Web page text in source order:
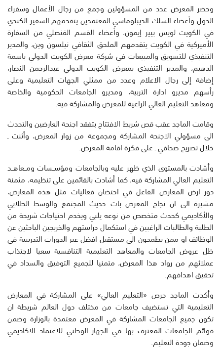
وحضر المعرض عدد من المسؤولين وجمع من رجال الأعمال وسفراء
الدول وأعضاء السلك الديبلوماسي المعتمدين يتقدمهم السفير الكندي
في الكويت لويس بيير إيمون، وأعضاء القسم القنصلي من السفارة
الأميركية في الكويت يتقدمهم الملحق الثقافي نيلسون وين، والمدير
التنفيذي للتسويق والمبيعات في شركة معرض الكويت الدولي باسمة
الدهيم، والمدير التنفيذي بمعرض الكويت الدولي عبدالرحمن النصار،
إضافة إلى رجال الاعلام وعدد من ممثلي الجهات التعليمية وعلى
رأسهم مديرو ادارة التربية، ومديرو الجامعات الحكومية والخاصة
ومعاهد التعليم العالي الراعية للمعرض والمشاركة فيه.
وقامت الماجد عقب قص شريط الافتتاح بتفقد اجنحة العارضين والتحدث
الى مسؤولي الاجنحة المشاركة ومجموعة من زوار المعرض، وأثنت ـ
خلال تصريح صحافي ـ على فكرة اقامة المعرض.
وأشادت بالمستوى الذي ظهر عليه وبالجامعات ومؤســسات ومــعاهــد
التعليم العالي المشاركة فيه، كما أشادت بالقائمين على تنظيمه، مثمنة
دور ارض المعارض الفاعل في احتضان فعاليات مثل هذه المعارض،
مشيرة الى ان نجاح المعرض بات حديث المجتمع والوسط الطلابي
والأكاديمي كحدث متخصص من نوعه يلبي ويخدم احتياجات شريحة من
الطلبة والطالبات الراغبين في استكمال دراستهم والخريجين الباحثين عن
الوظائف او ممن يطمحون الى مستقبل افضل عبر الدورات التدريبية في
ظل عروض الجامعات والمعاهد التعليمية التنافسية سعيا لاجتذاب
عملائهم من رواد هذا المعرض، متمنيا للجميع التوفيق والسداد في
تحقيق اهدافهم.
وأكدت الماجد حرص «التعليم العالي» على المشاركة في المعارض
التعليمية التي تستضيف جامعات من مختلف دول العالم شريطة ان
تكون جميع الجامعات المشاركة في المعرض معتمدة بالوزارة وضمن
قوائم الجامعات المعترف بها في الجهاز الوطني للاعتماد الاكاديمي
وضمان جودة التعليم.